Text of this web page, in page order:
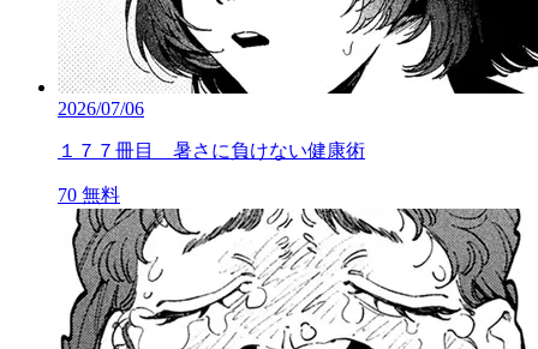
2026/07/06
１７７冊目 暑さに負けない健康術
70 無料